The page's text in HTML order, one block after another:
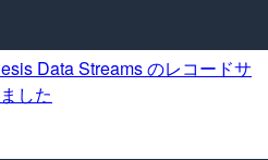
Data Streams のレコードサ
した